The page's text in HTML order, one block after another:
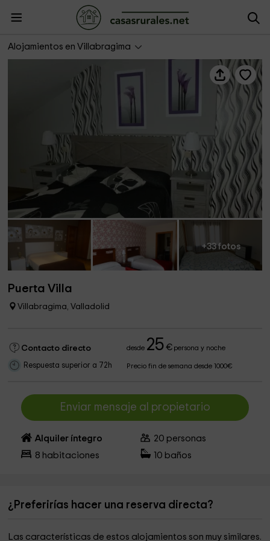
Alojamientos en Villabragima
+33 fotos
Puerta Villa
Villabragima, Valladolid
Contacto directo desde 25 €persona y noche
Respuesta superior a 72h Precio fin de semana desde 1000€
Enviar mensaje al propietario
Alquiler íntegro 20 personas
8 habitaciones 10 baños
¿Preferirías hacer una reserva directa?
Las características de estos alojamientos son muy similares.